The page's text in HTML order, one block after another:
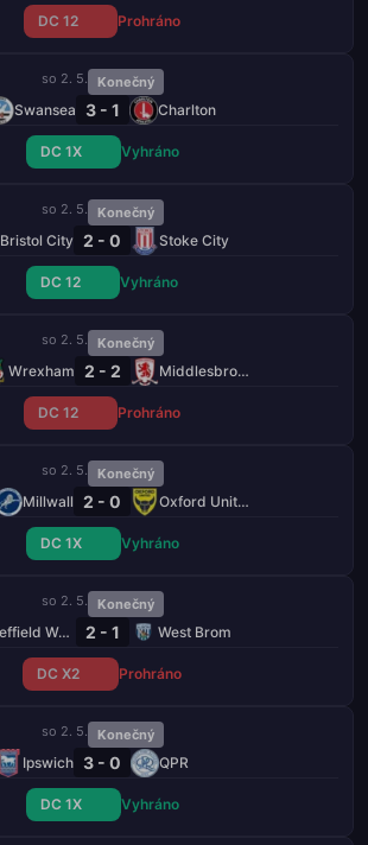
DC 12 Prohráno
so 2. 5. Konečný
Swansea 3 - 1 Charlton
DC 1X Vyhráno
so 2. 5. Konečný
Bristol City 2 - 0 Stoke City
DC 12 Vyhráno
so 2. 5. Konečný
Wrexham 2 - 2 Middlesbrough
DC 12 Prohráno
so 2. 5. Konečný
Millwall 2 - 0 Oxford United
DC 1X Vyhráno
so 2. 5. Konečný
Sheffield Wednesday 2 - 1 West Brom
DC X2 Prohráno
so 2. 5. Konečný
Ipswich 3 - 0 QPR
DC 1X Vyhráno